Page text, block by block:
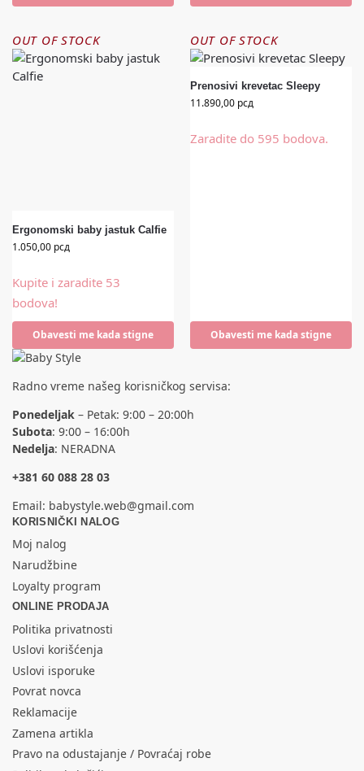
OUT OF STOCK
Ergonomski baby jastuk Calfie
1.050,00 рсд
Kupite i zaradite 53
bodova!
Obavesti me kada stigne
OUT OF STOCK
Prenosivi krevetac Sleepy
11.890,00 рсд
Zaradite do 595 bodova.
Obavesti me kada stigne
Radno vreme našeg korisničkog servisa:
Ponedeljak – Petak: 9:00 – 20:00h
Subota: 9:00 – 16:00h
Nedelja: NERADNA
+381 60 088 28 03
Email: babystyle.web@gmail.com
KORISNIČKI NALOG
Moj nalog
Narudžbine
Loyalty program
ONLINE PRODAJA
Politika privatnosti
Uslovi korišćenja
Uslovi isporuke
Povrat novca
Reklamacije
Zamena artikla
Pravo na odustajanje / Povraćaj robe